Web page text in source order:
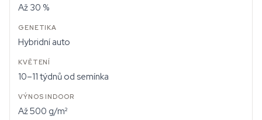
Až 30 %
Hybridní auto
10–11 týdnů od semínka
Až 500 g/m²